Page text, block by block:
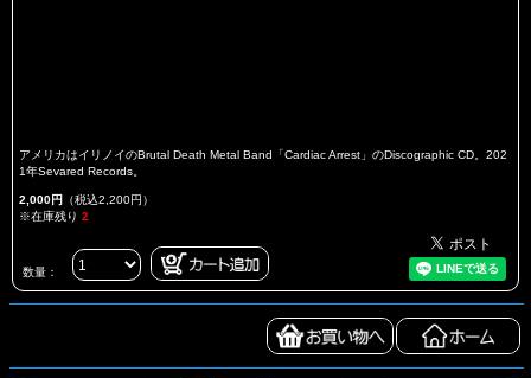
アメリカはイリノイのBrutal Death Metal Band「Cardiac Arrest」のDiscographic CD。202
1年Sevared Records。
2,000円 （税込2,200円）
※在庫残り 2
数量：